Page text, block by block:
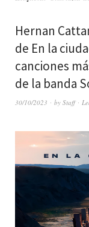
Hernan
de En la
canciones
de la banda
30/10/2023 by Staff